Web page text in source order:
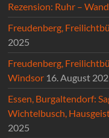
Rezension: Ruhr –
Freudenberg,
2025
Freudenberg,
Windsor 16. August
Essen, Burgaltendorf:
Wichtelbusch,
2025